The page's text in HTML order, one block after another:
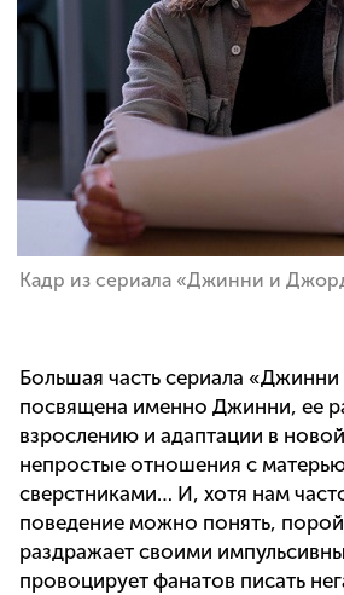
Кадр из сериала «Джинни и
Большая часть сериала
посвящена именно Джинни, ее
взрослению и адаптации в
непростые отношения с
сверстниками… И, хотя нам
поведение можно понять,
раздражает своими
провоцирует фанатов писать